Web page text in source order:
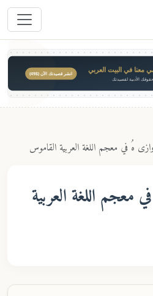
معنا في البيت العربي
الأدبية لقصيدتك
انشر قصيدتك الآن ($49)
هُ في معجم اللغة العربية القاموس
في معجم اللغة العربية